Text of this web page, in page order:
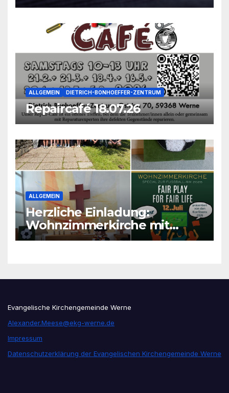
ALLGEMEIN DIETRICH-BONHOEFFER-ZENTRUM
Repaircafé 18.07.26
ALLGEMEIN
Herzliche Einladung:
Wohnzimmerkirche mit
unseren Konfis
Evangelische Kirchengemeinde Werne
Alexander.Meese@ekg-werne.de
Impressum
Datenschutzerklärung der Evangelischen Kirchengemeinde Werne